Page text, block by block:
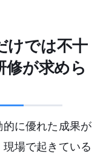
けでは不十
修が求めら
に優れた成果が
場で起きている